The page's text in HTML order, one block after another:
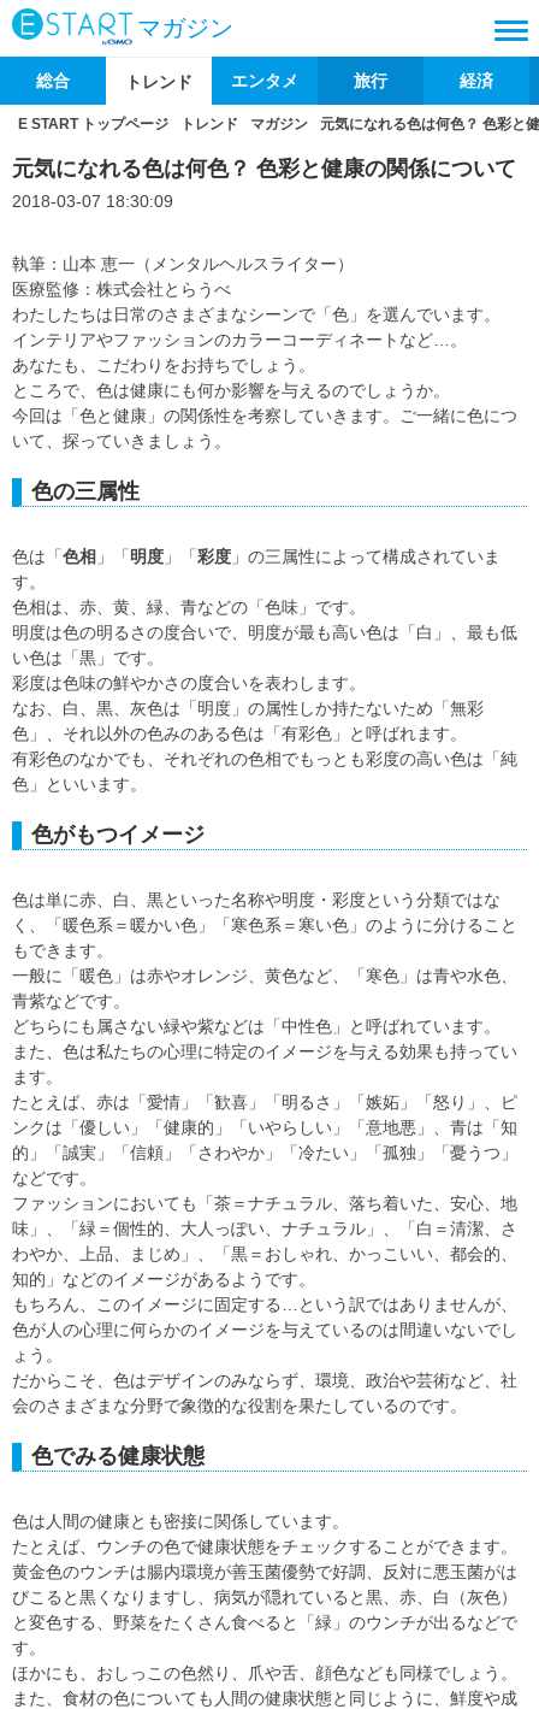
マガジン
総合 トレンド エンタメ 旅行 経済
E START トップページ トレンド マガジン 元気になれる色は何色？ 色彩と
元気になれる色は何色？ 色彩と健康の関係について
2018-03-07 18:30:09
執筆：山本 恵一（メンタルヘルスライター）
医療監修：株式会社とらうべ
わたしたちは日常のさまざまなシーンで「色」を選んでいます。
インテリアやファッションのカラーコーディネートなど…。
あなたも、こだわりをお持ちでしょう。
ところで、色は健康にも何か影響を与えるのでしょうか。
今回は「色と健康」の関係性を考察していきます。ご一緒に色につ
いて、探っていきましょう。
色の三属性
色は「色相 」「明度 」「彩度 」の三属性によって構成されていま
す。
色相は、赤、黄、緑、青などの「色味」です。
明度は色の明るさの度合いで、明度が最も高い色は「白」、最も低
い色は「黒」です。
彩度は色味の鮮やかさの度合いを表わします。
なお、白、黒、灰色は「明度」の属性しか持たないため「無彩
色」、それ以外の色みのある色は「有彩色」と呼ばれます。
有彩色のなかでも、それぞれの色相でもっとも彩度の高い色は「純
色」といいます。
色がもつイメージ
色は単に赤、白、黒といった名称や明度・彩度という分類ではな
く、「暖色系＝暖かい色」「寒色系＝寒い色」のように分けること
もできます。
一般に「暖色」は赤やオレンジ、黄色など、「寒色」は青や水色、
青紫などです。
どちらにも属さない緑や紫などは「中性色」と呼ばれています。
また、色は私たちの心理に特定のイメージを与える効果も持ってい
ます。
たとえば、赤は「愛情」「歓喜」「明るさ」「嫉妬」「怒り」、ピ
ンクは「優しい」「健康的」「いやらしい」「意地悪」、青は「知
的」「誠実」「信頼」「さわやか」「冷たい」「孤独」「憂うつ」
などです。
ファッションにおいても「茶＝ナチュラル、落ち着いた、安心、地
味」、「緑＝個性的、大人っぽい、ナチュラル」、「白＝清潔、さ
わやか、上品、まじめ」、「黒＝おしゃれ、かっこいい、都会的、
知的」などのイメージがあるようです。
もちろん、このイメージに固定する…という訳ではありませんが、
色が人の心理に何らかのイメージを与えているのは間違いないでし
ょう。
だからこそ、色はデザインのみならず、環境、政治や芸術など、社
会のさまざまな分野で象徴的な役割を果たしているのです。
色でみる健康状態
色は人間の健康とも密接に関係しています。
たとえば、ウンチの色で健康状態をチェックすることができます。
黄金色のウンチは腸内環境が善玉菌優勢で好調、反対に悪玉菌がは
びこると黒くなりますし、病気が隠れていると黒、赤、白（灰色）
と変色する、野菜をたくさん食べると「緑」のウンチが出るなどで
す。
ほかにも、おしっこの色然り、爪や舌、顔色なども同様でしょう。
また、食材の色についても人間の健康状態と同じように、鮮度や成